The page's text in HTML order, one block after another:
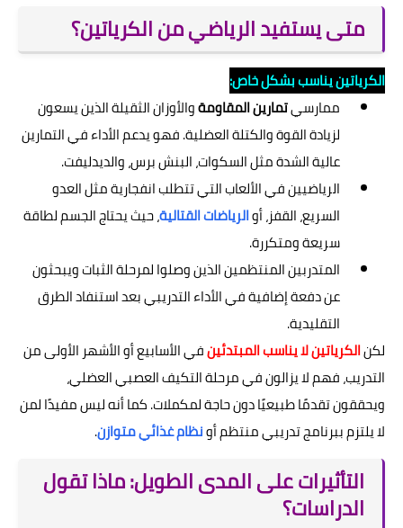
متى يستفيد الرياضي من الكرياتين؟
الكرياتين يناسب بشكل خاص:
ممارسيتمارين المقاومةوالأوزان الثقيلة الذين يسعون
لزيادة القوة والكتلة العضلية. فهو يدعم الأداء في التمارين
عالية الشدة مثل السكوات، البنش برس، والديدليفت.
الرياضيين في الألعاب التي تتطلب انفجارية مثل العدو
السريع، القفز، أوالرياضات القتالية، حيث يحتاج الجسم لطاقة
سريعة ومتكررة.
المتدربين المنتظمين الذين وصلوا لمرحلة الثبات ويبحثون
عن دفعة إضافية في الأداء التدريبي بعد استنفاد الطرق
التقليدية.
لكنالكرياتين لا يناسب المبتدئينفي الأسابيع أو الأشهر الأولى من
التدريب، فهم لا يزالون في مرحلة التكيف العصبي العضلي،
ويحققون تقدمًا طبيعيًا دون حاجة لمكملات. كما أنه ليس مفيدًا لمن
لا يلتزم ببرنامج تدريبي منتظم أونظام غذائي متوازن.
التأثيرات على المدى الطويل: ماذا تقول
الدراسات؟